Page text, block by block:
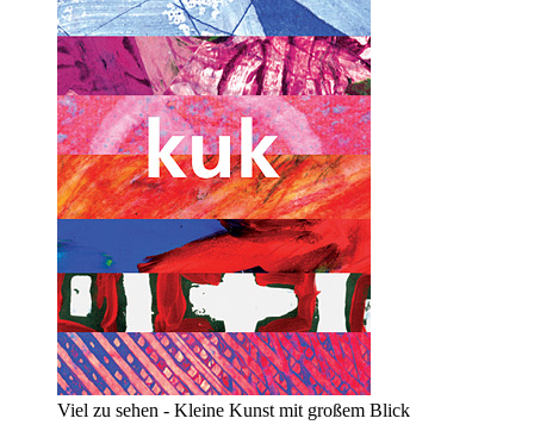
Viel zu sehen - Kleine Kunst mit großem Blick